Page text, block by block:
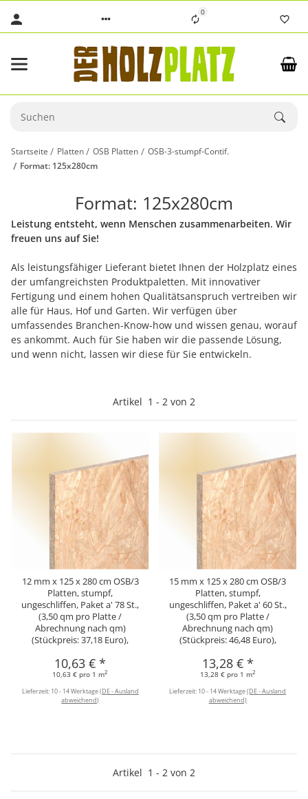
0
Startseite Platten OSB Platten
OSB-3-stumpf-Contif.
Format: 125x280cm
Format: 125x280cm
Leistung entsteht, wenn Menschen zusammenarbeiten. Wir
freuen uns auf Sie!
Als leistungsfähiger Lieferant bietet Ihnen der Holzplatz eines
der umfangreichsten Produktpaletten. Mit innovativer
Fertigung und einem hohen Qualitätsanspruch vertreiben wir
alle für Haus, Hof und Garten. Wir verfügen über
umfassendes Branchen-Know-how und wissen genau, worauf
es ankommt. Auch für Sie haben wir die passende Lösung,
und wenn nicht, lassen wir diese für Sie entwickeln.
Artikel 1 - 2 von 2
12 mm x 125 x 280 cm OSB/3
Platten, stumpf,
ungeschliffen, Paket a' 78 St.,
(3,50 qm pro Platte /
Abrechnung nach qm)
(Stückpreis: 37,18 Euro),
10,63 €*
10,63 € pro 1 m2
Lieferzeit: 10 - 14 Werktage(DE - Ausland
abweichend)
15 mm x 125 x 280 cm OSB/3
Platten, stumpf,
ungeschliffen, Paket a' 60 St.,
(3,50 qm pro Platte /
Abrechnung nach qm)
(Stückpreis: 46,48 Euro),
13,28 € *
13,28 € pro 1 m2
Lieferzeit: 10 - 14 Werktage(DE - Ausland
abweichend)
Artikel 1 - 2 von 2